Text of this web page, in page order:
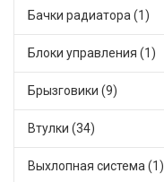
Бачки радиатора (1)
Блоки управления (1)
Брызговики (9)
Втулки (34)
Выхлопная система (1)